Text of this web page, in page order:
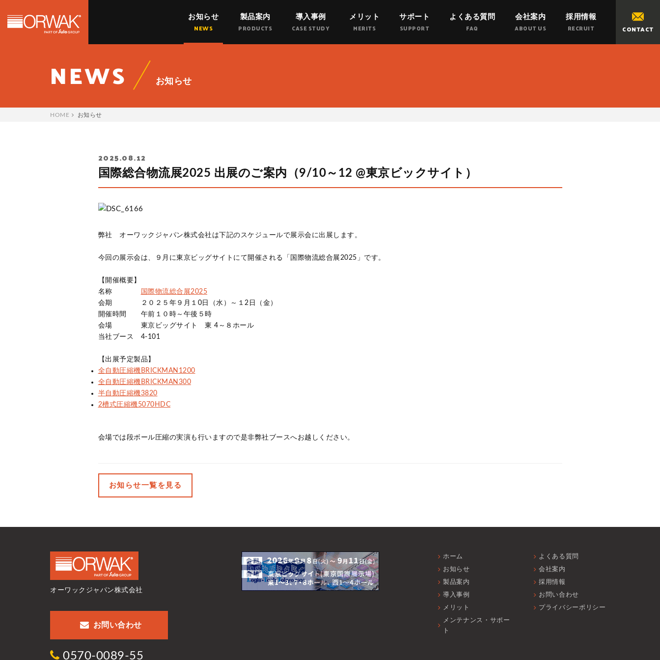
オーワックジャパン株式会社 | ORWAK
お知らせ
NEWS
製品案内
PRODUCTS
導入事例
CASE STUDY
メリット
MERITS
サポート
SUPPORT
よくある質問
FAQ
会社案内
ABOUT US
採用情報
RECRUIT CONTACT
NEWS お知らせ
HOME お知らせ
2025.08.12
国際総合物流展2025 出展のご案内（9/10～12 @東京ビックサイト）
弊社 オーワックジャパン株式会社は下記のスケジュールで展示会に出展します。
今回の展示会は、９月に東京ビッグサイトにて開催される「国際物流総合展2025」です。
【開催概要】
名称
国際物流総合展2025
会期 ２０２５年９月１0日（水）～１2日（金）
開催時間 午前１０時～午後５時
会場 東京ビッグサイト 東 4～８ホール
当社ブース 4-101
【出展予定製品】
全自動圧縮機BRICKMAN1200
全自動圧縮機BRICKMAN300
半自動圧縮機3820
2槽式圧縮機5070HDC
会場では段ボール圧縮の実演も行いますので是非弊社ブースへお越しください。
お知らせ一覧を見る
オーワックジャパン株式会社
お問い合わせ
0570-0089-55
ホーム
お知らせ
製品案内
導入事例
メリット
メンテナンス・サポー
ト
よくある質問
会社案内
採用情報
お問い合わせ
プライバシーポリシー